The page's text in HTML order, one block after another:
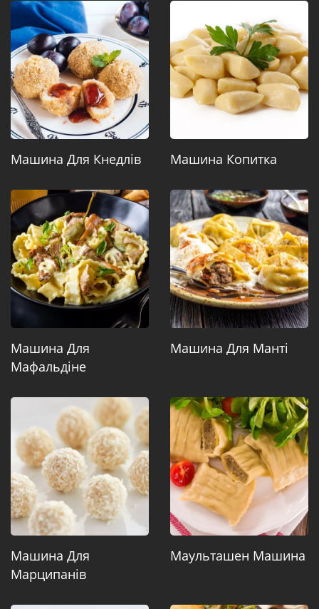
Машина Для Кнедлів Машина Копитка
Машина Для
Мафальдіне
Машина Для Манті
Машина Для
Марципанів
Маульташен Машина